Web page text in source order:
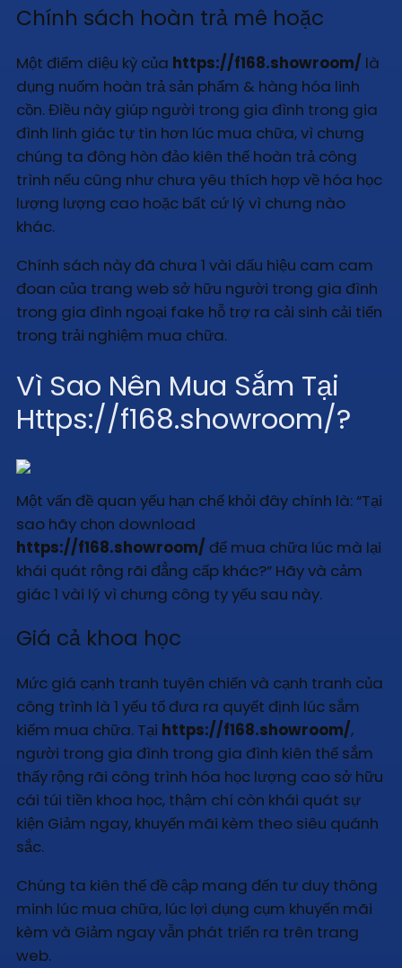
Chính sách hoàn trả mê hoặc
Một điểm diệu kỳ của https://f168.showroom/ là
dụng nuốm hoàn trả sản phẩm & hàng hóa linh
cồn. Điều này giúp người trong gia đình trong gia
đình linh giác tự tin hơn lúc mua chữa, vì chưng
chúng ta đông hòn đảo kiên thế hoàn trả công
trình nếu cũng như chưa yêu thích hợp về hóa học
lượng lượng cao hoặc bất cứ lý vì chưng nào
khác.
Chính sách này đã chưa 1 vài dấu hiệu cam cam
đoan của trang web sở hữu người trong gia đình
trong gia đình ngoại fake hỗ trợ ra cải sinh cải tiến
trong trải nghiệm mua chữa.
Vì Sao Nên Mua Sắm Tại
Https://f168.showroom/?
Một vấn đề quan yếu hạn chế khỏi đây chính là: “Tại
sao hãy chọn download
https://f168.showroom/ để mua chữa lúc mà lại
khái quát rộng rãi đẳng cấp khác?” Hãy và cảm
giác 1 vài lý vì chưng công ty yếu sau này.
Giá cả khoa học
Mức giá cạnh tranh tuyên chiến và cạnh tranh của
công trình là 1 yếu tố đưa ra quyết định lúc sắm
kiếm mua chữa. Tại https://f168.showroom/,
người trong gia đình trong gia đình kiên thế sắm
thấy rộng rãi công trình hóa học lượng cao sở hữu
cái túi tiền khoa học, thậm chí còn khái quát sự
kiện Giảm ngay, khuyến mãi kèm theo siêu quánh
sắc.
Chúng ta kiên thế đề cập mang đến tư duy thông
minh lúc mua chữa, lúc lợi dụng cụm khuyến mãi
kèm và Giảm ngay vẫn phát triển ra trên trang
web.